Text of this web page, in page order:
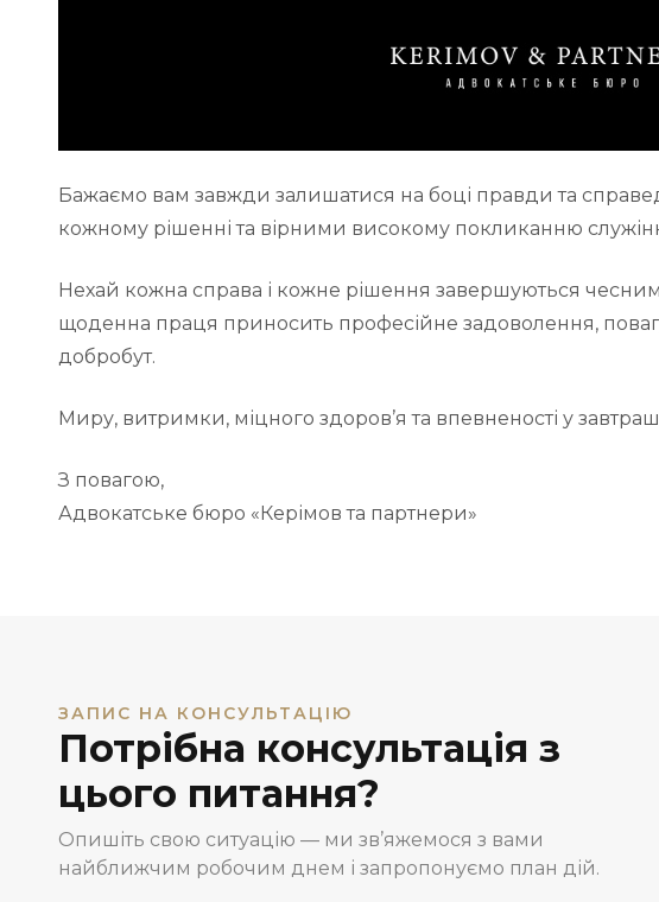
Бажаємо вам завжди залишатися на боці правди та
кожному рішенні та вірними високому покликанню
Нехай кожна справа і кожне рішення завершуються
щоденна праця приносить професійне задоволення, повагу
добробут.
Миру, витримки, міцного здоров’я та впевненості у
З повагою,
Адвокатське бюро «Керімов та партнери»
ЗАПИС НА КОНСУЛЬТАЦІЮ
Потрібна консультація з
цього питання?
Опишіть свою ситуацію — ми зв’яжемося з вами
найближчим робочим днем і запропонуємо план дій.